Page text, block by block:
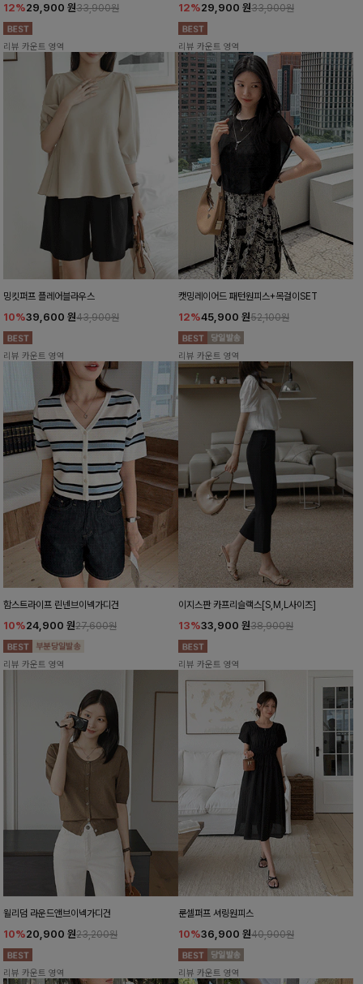
12%29,900 원33,900원
리뷰 카운트 영역
12%29,900 원33,900원
리뷰 카운트 영역
밍킷퍼프 플레어블라우스
10%39,600 원43,900원
리뷰 카운트 영역
캣밍레이어드 패턴원피스+목걸이SET
12%45,900 원52,100원
리뷰 카운트 영역
함스트라이프 린넨브이넥가디건
10%24,900 원27,600원
리뷰 카운트 영역
이지스판 카프리슬랙스[S,M,L사이즈]
13%33,900 원38,900원
리뷰 카운트 영역
윌리덤 라운드앤브이넥가디건
10%20,900 원23,200원
리뷰 카운트 영역
룬셀퍼프 셔링원피스
10%36,900 원40,900원
리뷰 카운트 영역